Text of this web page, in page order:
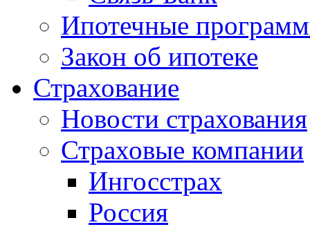
Ипотечные
Закон об ипотеке
Страхование
Новости страхования
Страховые компании
Ингосстрах
Россия